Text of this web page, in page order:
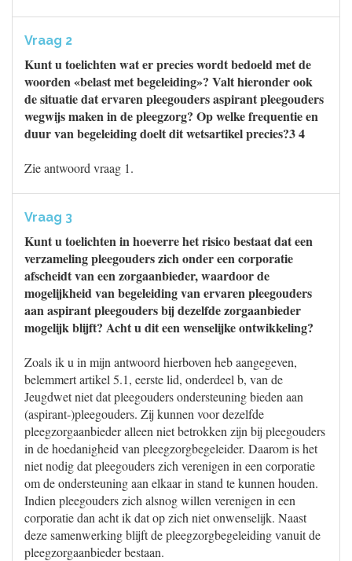
Vraag 2
Kunt u toelichten wat er precies wordt bedoeld met de
woorden «belast met begeleiding»? Valt hieronder ook
de situatie dat ervaren pleegouders aspirant pleegouders
wegwijs maken in de pleegzorg? Op welke frequentie en
duur van begeleiding doelt dit wetsartikel precies?3 4
Zie antwoord vraag 1.
Vraag 3
Kunt u toelichten in hoeverre het risico bestaat dat een
verzameling pleegouders zich onder een corporatie
afscheidt van een zorgaanbieder, waardoor de
mogelijkheid van begeleiding van ervaren pleegouders
aan aspirant pleegouders bij dezelfde zorgaanbieder
mogelijk blijft? Acht u dit een wenselijke ontwikkeling?
Zoals ik u in mijn antwoord hierboven heb aangegeven,
belemmert artikel 5.1, eerste lid, onderdeel b, van de
Jeugdwet niet dat pleegouders ondersteuning bieden aan
(aspirant-)pleegouders. Zij kunnen voor dezelfde
pleegzorgaanbieder alleen niet betrokken zijn bij pleegouders
in de hoedanigheid van pleegzorgbegeleider. Daarom is het
niet nodig dat pleegouders zich verenigen in een corporatie
om de ondersteuning aan elkaar in stand te kunnen houden.
Indien pleegouders zich alsnog willen verenigen in een
corporatie dan acht ik dat op zich niet onwenselijk. Naast
deze samenwerking blijft de pleegzorgbegeleiding vanuit de
pleegzorgaanbieder bestaan.